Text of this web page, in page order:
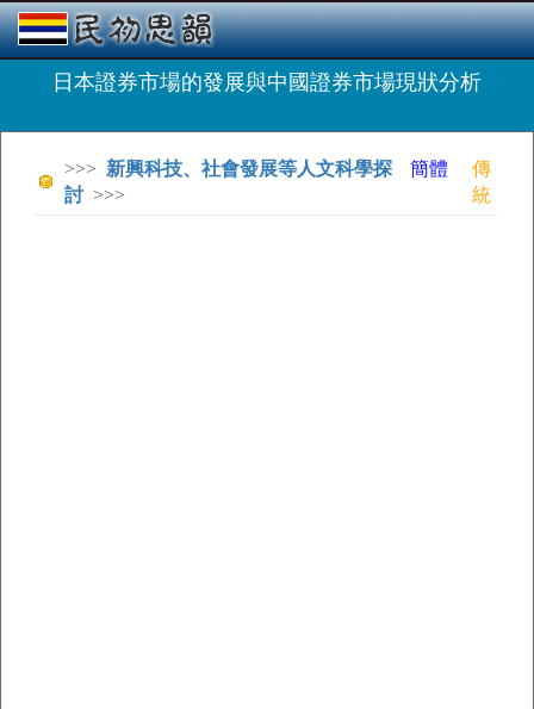
日本證券市場的發展與中國證券市場現狀分析
>>> 新興科技、社會發展等人文科學探
討>>>
簡體
傳
統